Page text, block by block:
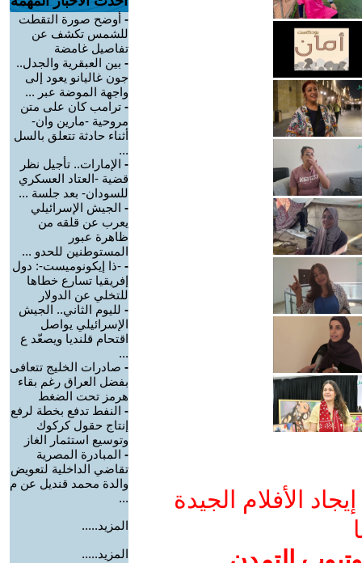
الأفلام الجيدة
- أوضح صورة التقطت
للشمس تكشف عن
تفاصيل غامضة
- بين العبقرية والجدل..
جون غاليانو يعود إلى
واجهة الموضة عبر ...
- ترامب كان على متن
مروحية -مارين وان-
أثناء حادثة تتعلق بالسل
...
- الإمارات.. تأجيل نظر
قضية -العتاد العسكري
للسودان- بعد جلسة ...
- الجيش الإسرائيلي
يعرب عن قلقه من
ظاهرة عبور
المستوطنين للحدو ...
- -ذا إيكونوميست-: دول
إفريقيا تسارع خطاها
للتخلي عن الدولار
- لليوم الثاني.. الجيش
الإسرائيلي يواصل
اقتحام قلنديا ويصعّد ع
...
- صادرات الخليج تتعافى
بفضل العراق رغم بقاء
هرمز تحت الضغط
- النفط تدفع بخطة لرفع
إنتاج حقول كركوك
وتوسيع استثمار الغاز
- المبادرة المصرية
تقاضي الداخلية لتعويض
والدة محمد قنديل عن م
...
المزيد.....
المزيد.....